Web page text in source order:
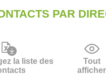
PAR
la liste des
Tout
afficher